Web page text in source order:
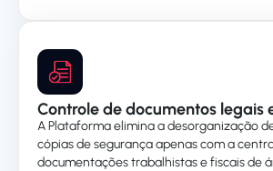
Controle de documentos legais
A Plataforma elimina a desorganização
cópias de segurança apenas com a
documentações trabalhistas e fiscais de